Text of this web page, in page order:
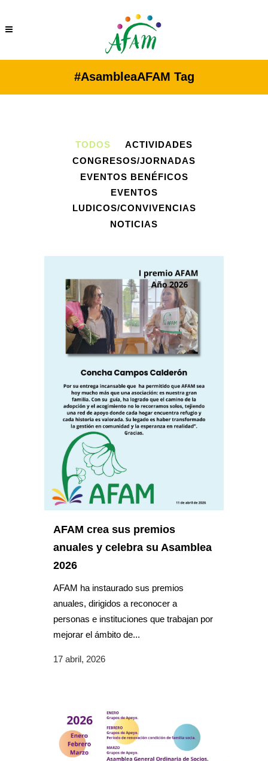
#AsambleaAFAM Tag
TODOS
ACTIVIDADES
CONGRESOS/JORNADAS
EVENTOS BENÉFICOS
EVENTOS
LUDICOS/CONVIVENCIAS
NOTICIAS
AFAM crea sus premios
anuales y celebra su Asamblea
2026
AFAM ha instaurado sus premios
anuales, dirigidos a reconocer a
personas e instituciones que trabajan por
mejorar el ámbito de...
17 abril, 2026